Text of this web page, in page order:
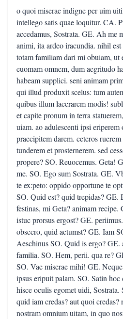
o quoi miserae indigne per uim
intellego satis quae loquitur. CA.
accedamus, Sostrata. GE. Ah me
animi, ita ardeo iracundia. nihil
totam familiam dari mi obuiam, ut
euomam omnem, dum aegritudo
habeam supplici. seni animam
qui illud produxit scelus: tum
quibus illum lacerarem modis!
et capite pronum in terra
uiam. ao adulescenti ipsi eriperem
praecipitem darem. ceteros
tunderem et prosternerem. sed
propere? SO. Reuocemus. Geta!
me. SO. Ego sum Sostrata. GE.
te ex:peto: oppido opportune te
SO. Quid est? quid trepidas?
festinas, mi Geta? animam
istuc prorsus ergost? GE.
obsecro, quid actumst? GE. Iam
Aeschinus SO. Quid is ergo? GE.
familia. SO. Hem, perii. qua re?
SO. Vae miserae mihi! GE.
ipsus eripuit palam. SO. Satin
hisce oculis egomet uidi,
quid iam credas? aut quoi
nostram omnium uitam, in quo